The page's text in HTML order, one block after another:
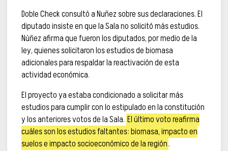
Doble Check consultó a Nuñez sobre sus declaraciones. El
diputado insiste en que la Sala no solicitó más estudios.
Núñez afirma que fueron los diputados, por medio de la
ley, quienes solicitaron los estudios de biomasa
adicionales para respaldar la reactivación de esta
actividad económica.
El proyecto ya estaba condicionado a solicitar más
estudios para cumplir con lo estipulado en la constitución
y los anteriores votos de la Sala. El último voto reafirma
cuáles son los estudios faltantes: biomasa, impacto en
suelos e impacto socioeconómico de la región.